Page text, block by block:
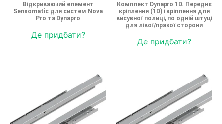
Відкриваючий елемент
Sensomatic для систем Nova
Pro та Dynapro
Де придбати?
Комплект Dynapro 1D. Переднє
кріплення (1D) і кріплення для
висувної полиці, по одній штуці
для лівої/правої сторони
Де придбати?